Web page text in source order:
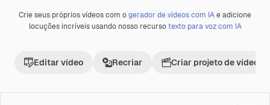
PremiumGerada com IA
Crie seus próprios vídeos com ogerador de vídeos com IAe adicione
locuções incríveis usando nosso recursotexto para voz com IA
Editar vídeo Recriar Criar projeto de vídeo